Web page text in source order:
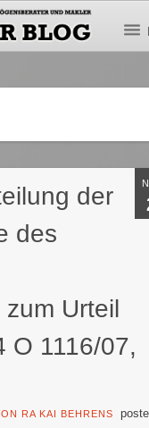
der
des
Urteil
O 1116/07,
RA KAI BEHRENS